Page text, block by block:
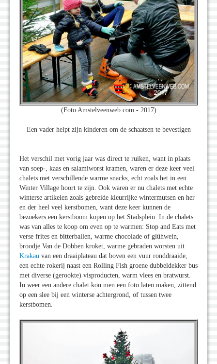
(Foto Amstelveenweb.com - 2017)
Een vader helpt zijn kinderen om de schaatsen te bevestigen
Het verschil met vorig jaar was direct te ruiken, want in plaats
van soep-, kaas en salamiworst kramen, waren er deze keer veel
chalets met verschillende warme snacks, echt zoals het in een
Winter Village hoort te zijn. Ook waren er nu chalets met echte
winterse artikelen zoals gebreide kleurrijke wintermutsen en her
en der heel veel kerstbomen, want deze keer kunnen de
bezoekers een kerstboom kopen op het Stadsplein. In de chalets
was van alles te koop om even op te warmen: Stop and Eats met
verse frites en bitterballen, warme chocolade of glühwein,
broodje Van de Dobben kroket, warme gebraden worsten uit
Krakau van een draaiplateau dat boven een vuur ronddraaide,
een echte rokerij naast een Rolling Fish groene dubbeldekker bus
met diverse (gerookte) visproducten, warm vlees en bratwurst.
In weer een andere chalet kon men een foto laten maken, zittend
op een slee bij een winterse achtergrond, of tussen twee
kerstbomen.